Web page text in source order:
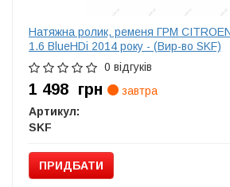
Натяжна ролик, ременя ГРМ
1.6 BlueHDi 2014 року - (Вир-во SKF)
0 відгуків
1 498 грн
завтра
Артикул:
SKF
ПРИДБАТИ